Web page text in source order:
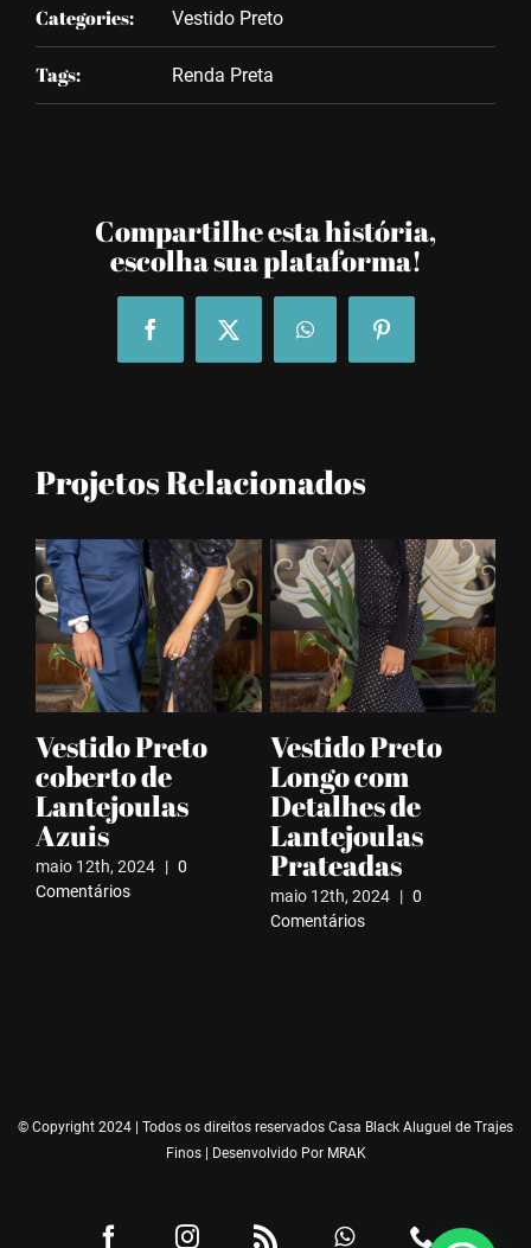
Categories: Vestido Preto
Tags: Renda Preta
Compartilhe esta história,
escolha sua plataforma!
FacebookTwitter WhatsAppPinterest
Projetos Relacionados
Vestido Preto
coberto de
Lantejoulas
Azuis
maio 12th, 2024 | 0
Comentários
Vestido Preto
Longo com
Detalhes de
Lantejoulas
Prateadas
maio 12th, 2024 | 0
Comentários
© Copyright 2024 | Todos os direitos reservados Casa Black Aluguel de Trajes
Finos | Desenvolvido Por MRAK